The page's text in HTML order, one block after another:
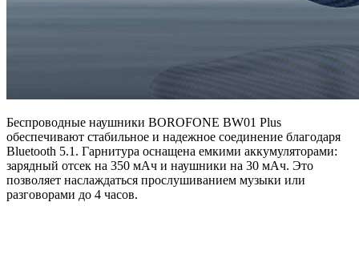
Беспроводные наушники BOROFONE BW01 Plus
обеспечивают стабильное и надежное соединение благодаря
Bluetooth 5.1. Гарнитура оснащена емкими аккумуляторами:
зарядный отсек на 350 мАч и наушники на 30 мАч. Это
позволяет наслаждаться прослушиванием музыки или
разговорами до 4 часов.